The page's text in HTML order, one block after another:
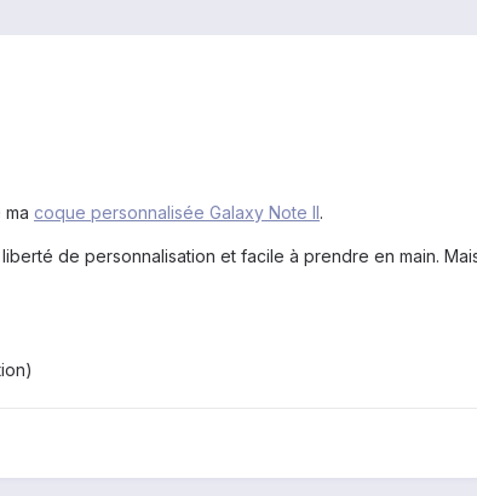
coque personnalisée Galaxy Note II.
de personnalisation et facile à prendre en main.